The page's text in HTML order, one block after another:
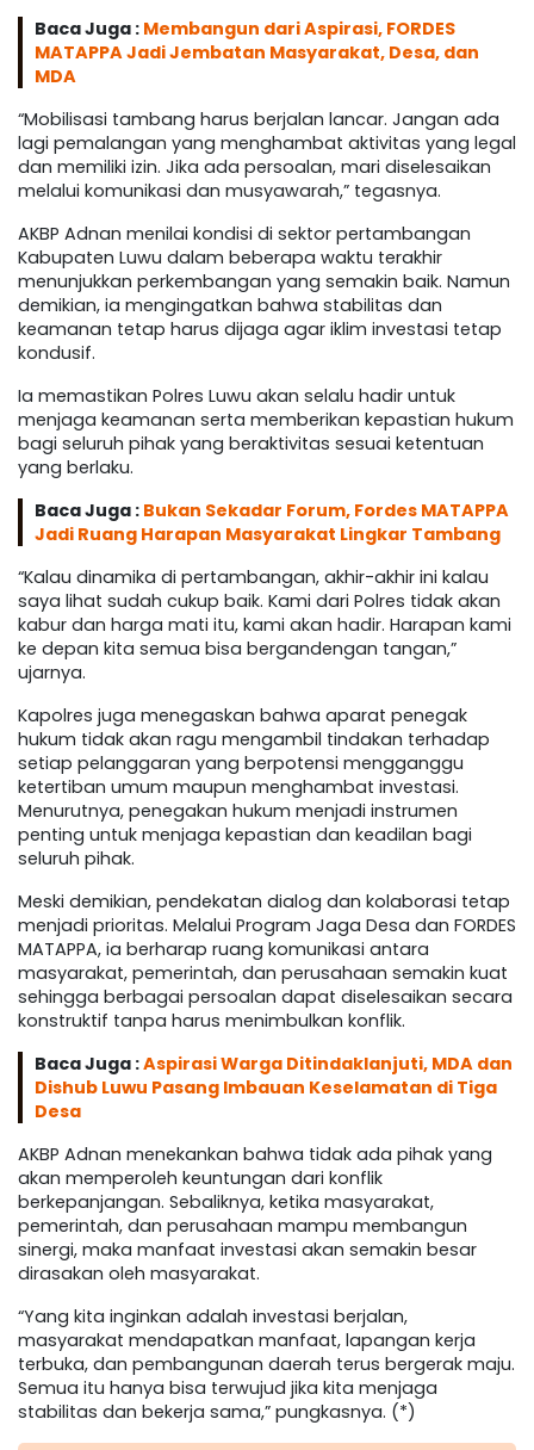
Baca Juga : Membangun dari Aspirasi, FORDES
MATAPPA Jadi Jembatan Masyarakat, Desa, dan
MDA
“Mobilisasi tambang harus berjalan lancar. Jangan ada
lagi pemalangan yang menghambat aktivitas yang legal
dan memiliki izin. Jika ada persoalan, mari diselesaikan
melalui komunikasi dan musyawarah,” tegasnya.
AKBP Adnan menilai kondisi di sektor pertambangan
Kabupaten Luwu dalam beberapa waktu terakhir
menunjukkan perkembangan yang semakin baik. Namun
demikian, ia mengingatkan bahwa stabilitas dan
keamanan tetap harus dijaga agar iklim investasi tetap
kondusif.
Ia memastikan Polres Luwu akan selalu hadir untuk
menjaga keamanan serta memberikan kepastian hukum
bagi seluruh pihak yang beraktivitas sesuai ketentuan
yang berlaku.
Baca Juga : Bukan Sekadar Forum, Fordes MATAPPA
Jadi Ruang Harapan Masyarakat Lingkar Tambang
“Kalau dinamika di pertambangan, akhir-akhir ini kalau
saya lihat sudah cukup baik. Kami dari Polres tidak akan
kabur dan harga mati itu, kami akan hadir. Harapan kami
ke depan kita semua bisa bergandengan tangan,”
ujarnya.
Kapolres juga menegaskan bahwa aparat penegak
hukum tidak akan ragu mengambil tindakan terhadap
setiap pelanggaran yang berpotensi mengganggu
ketertiban umum maupun menghambat investasi.
Menurutnya, penegakan hukum menjadi instrumen
penting untuk menjaga kepastian dan keadilan bagi
seluruh pihak.
Meski demikian, pendekatan dialog dan kolaborasi tetap
menjadi prioritas. Melalui Program Jaga Desa dan FORDES
MATAPPA, ia berharap ruang komunikasi antara
masyarakat, pemerintah, dan perusahaan semakin kuat
sehingga berbagai persoalan dapat diselesaikan secara
konstruktif tanpa harus menimbulkan konflik.
Baca Juga :Aspirasi Warga Ditindaklanjuti, MDA dan
Dishub Luwu Pasang Imbauan Keselamatan di Tiga
Desa
AKBP Adnan menekankan bahwa tidak ada pihak yang
akan memperoleh keuntungan dari konflik
berkepanjangan. Sebaliknya, ketika masyarakat,
pemerintah, dan perusahaan mampu membangun
sinergi, maka manfaat investasi akan semakin besar
dirasakan oleh masyarakat.
“Yang kita inginkan adalah investasi berjalan,
masyarakat mendapatkan manfaat, lapangan kerja
terbuka, dan pembangunan daerah terus bergerak maju.
Semua itu hanya bisa terwujud jika kita menjaga
stabilitas dan bekerja sama,” pungkasnya. (*)